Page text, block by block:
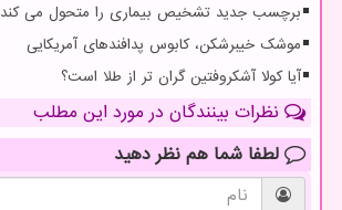
برچسب جدید تشخیص بیماری را متحول می کند
موشک خیبرشکن، کابوس پدافندهای آمریکایی
آیا کولا آشکروفتین گران تر از طلا است؟
نظرات بینندگان در مورد این مطلب
لطفا شما هم نظر دهید